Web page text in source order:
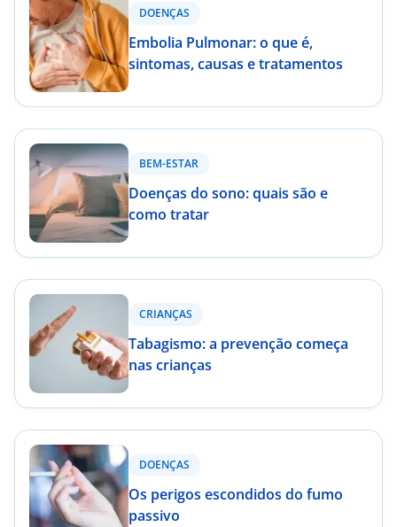
DOENÇAS
Embolia Pulmonar: o que é,
sintomas, causas e tratamentos
BEM-ESTAR
Doenças do sono: quais são e
como tratar
CRIANÇAS
Tabagismo: a prevenção começa
nas crianças
DOENÇAS
Os perigos escondidos do fumo
passivo